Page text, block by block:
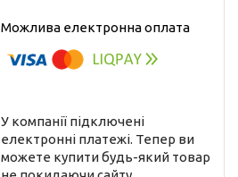
У компанії підключені
електронні платежі. Тепер ви
можете купити будь-який товар